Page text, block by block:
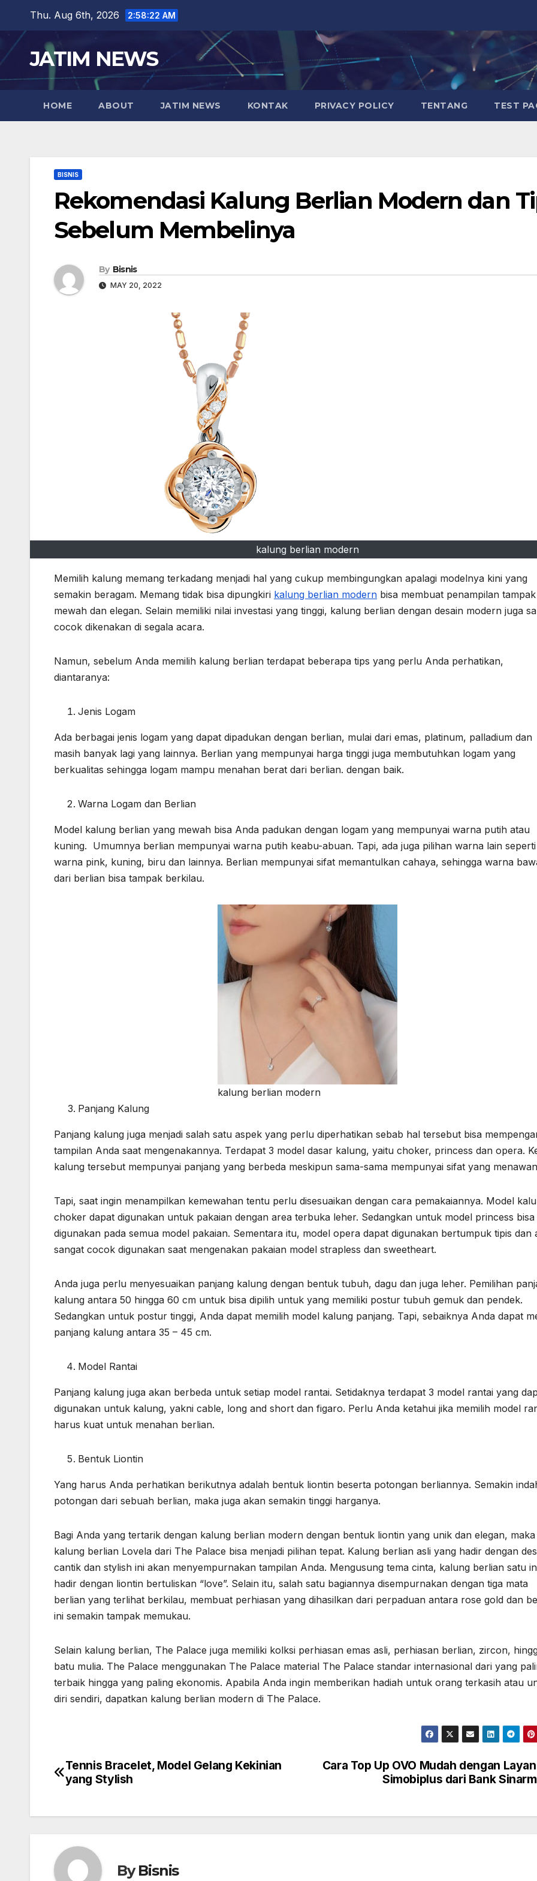
content
Thu. Aug 6th, 2026 2:58:23 AM
JATIM NEWS
HOME ABOUT JATIM NEWS KONTAK PRIVACY POLICY TENTANG TEST
BISNIS
Rekomendasi Kalung Berlian Modern dan
Sebelum Membelinya
By Bisnis
MAY 20, 2022
kalung berlian modern
Memilih kalung memang terkadang menjadi hal yang cukup membingungkan apalagi modelnya kini yang
semakin beragam. Memang tidak bisa dipungkiri kalung berlian modern bisa membuat penampilan tampak
mewah dan elegan. Selain memiliki nilai investasi yang tinggi, kalung berlian dengan desain modern juga
cocok dikenakan di segala acara.
Namun, sebelum Anda memilih kalung berlian terdapat beberapa tips yang perlu Anda perhatikan,
diantaranya:
Jenis Logam
Ada berbagai jenis logam yang dapat dipadukan dengan berlian, mulai dari emas, platinum, palladium dan
masih banyak lagi yang lainnya. Berlian yang mempunyai harga tinggi juga membutuhkan logam yang
berkualitas sehingga logam mampu menahan berat dari berlian. dengan baik.
Warna Logam dan Berlian
Model kalung berlian yang mewah bisa Anda padukan dengan logam yang mempunyai warna putih atau
kuning. Umumnya berlian mempunyai warna putih keabu-abuan. Tapi, ada juga pilihan warna lain seperti
warna pink, kuning, biru dan lainnya. Berlian mempunyai sifat memantulkan cahaya, sehingga warna
dari berlian bisa tampak berkilau.
kalung berlian modern
Panjang Kalung
Panjang kalung juga menjadi salah satu aspek yang perlu diperhatikan sebab hal tersebut bisa
tampilan Anda saat mengenakannya. Terdapat 3 model dasar kalung, yaitu choker, princess dan opera.
kalung tersebut mempunyai panjang yang berbeda meskipun sama-sama mempunyai sifat yang
Tapi, saat ingin menampilkan kemewahan tentu perlu disesuaikan dengan cara pemakaiannya. Model
choker dapat digunakan untuk pakaian dengan area terbuka leher. Sedangkan untuk model princess bisa
digunakan pada semua model pakaian. Sementara itu, model opera dapat digunakan bertumpuk tipis dan
sangat cocok digunakan saat mengenakan pakaian model strapless dan sweetheart.
Anda juga perlu menyesuaikan panjang kalung dengan bentuk tubuh, dagu dan juga leher. Pemilihan
kalung antara 50 hingga 60 cm untuk bisa dipilih untuk yang memiliki postur tubuh gemuk dan pendek.
Sedangkan untuk postur tinggi, Anda dapat memilih model kalung panjang. Tapi, sebaiknya Anda dapat
panjang kalung antara 35 – 45 cm.
Model Rantai
Panjang kalung juga akan berbeda untuk setiap model rantai. Setidaknya terdapat 3 model rantai yang
digunakan untuk kalung, yakni cable, long and short dan figaro. Perlu Anda ketahui jika memilih model
harus kuat untuk menahan berlian.
Bentuk Liontin
Yang harus Anda perhatikan berikutnya adalah bentuk liontin beserta potongan berliannya. Semakin
potongan dari sebuah berlian, maka juga akan semakin tinggi harganya.
Bagi Anda yang tertarik dengan kalung berlian modern dengan bentuk liontin yang unik dan elegan, maka
kalung berlian Lovela dari The Palace bisa menjadi pilihan tepat. Kalung berlian asli yang hadir dengan
cantik dan stylish ini akan menyempurnakan tampilan Anda. Mengusung tema cinta, kalung berlian satu
hadir dengan liontin bertuliskan “love”. Selain itu, salah satu bagiannya disempurnakan dengan tiga mata
berlian yang terlihat berkilau, membuat perhiasan yang dihasilkan dari perpaduan antara rose gold dan
ini semakin tampak memukau.
Selain kalung berlian, The Palace juga memiliki kolksi perhiasan emas asli, perhiasan berlian, zircon,
batu mulia. The Palace menggunakan The Palace material The Palace standar internasional dari yang
terbaik hingga yang paling ekonomis. Apabila Anda ingin memberikan hadiah untuk orang terkasih atau
diri sendiri, dapatkan kalung berlian modern di The Palace.
Post
Cara Top Up OVO Mudah dengan
Simobiplus dari Bank
Tennis Bracelet, Model Gelang Kekinian
yang Stylish
ByBisnis